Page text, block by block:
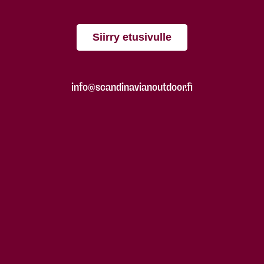
Siirry etusivulle
info@scandinavianoutdoor.fi